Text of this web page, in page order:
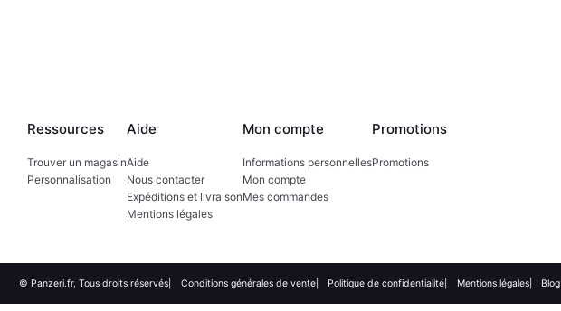
Ressources
Trouver un magasin
Personnalisation
Aide
Aide
Nous contacter
Expéditions et livraison
Mentions légales
Mon compte
Informations personnelles
Mon compte
Mes commandes
Promotions
Promotions
© Panzeri.fr, Tous droits réservés Conditions générales de vente Politique de confidentialité Mentions légales Blog